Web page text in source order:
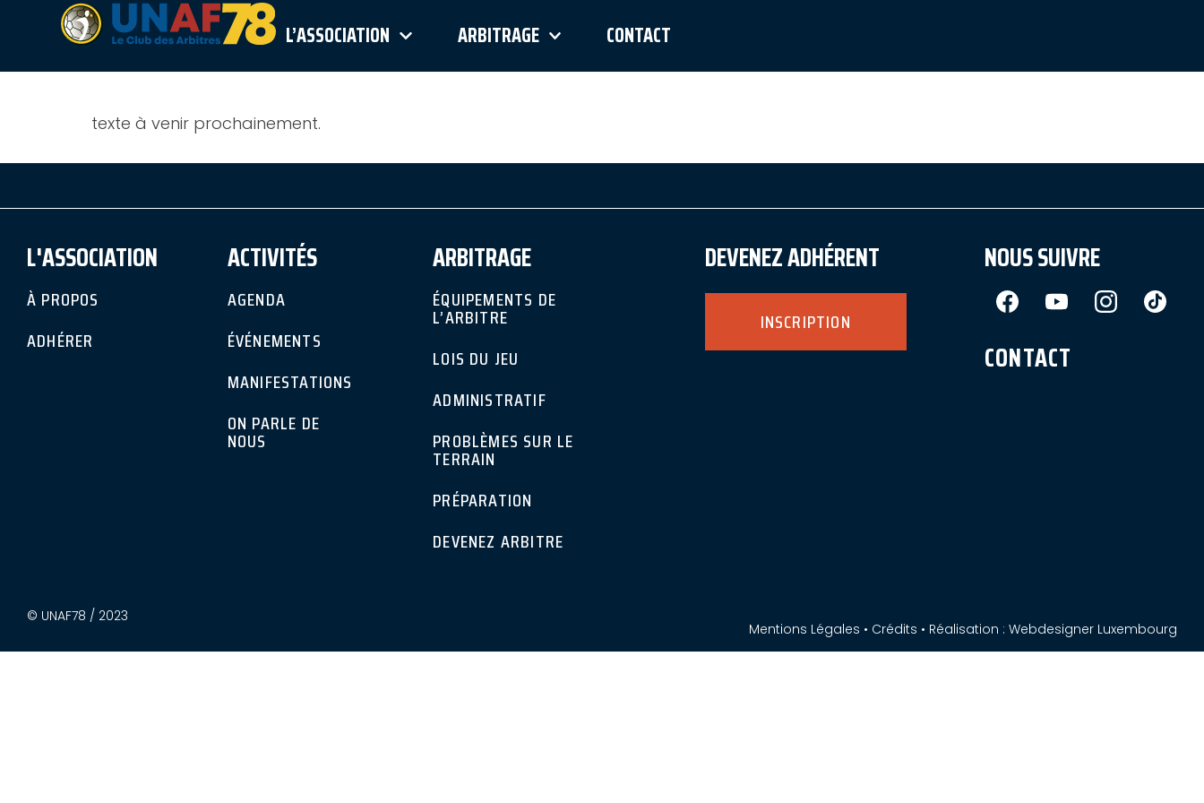
L’ASSOCIATION ARBITRAGE CONTACT
ARTICLE MANIFESTATION 1
texte à venir prochainement.
L'ASSOCIATION
À PROPOS
ADHÉRER
ACTIVITÉS
AGENDA
ÉVÉNEMENTS
MANIFESTATIONS
ON PARLE DE
NOUS
ARBITRAGE
ÉQUIPEMENTS DE
L’ARBITRE
LOIS DU JEU
ADMINISTRATIF
PROBLÈMES SUR LE
TERRAIN
PRÉPARATION
DEVENEZ ARBITRE
DEVENEZ ADHÉRENT
INSCRIPTION
NOUS SUIVRE
CONTACT
© UNAF78 / 2023
Mentions Légales • Crédits • Réalisation : Webdesigner Luxembourg